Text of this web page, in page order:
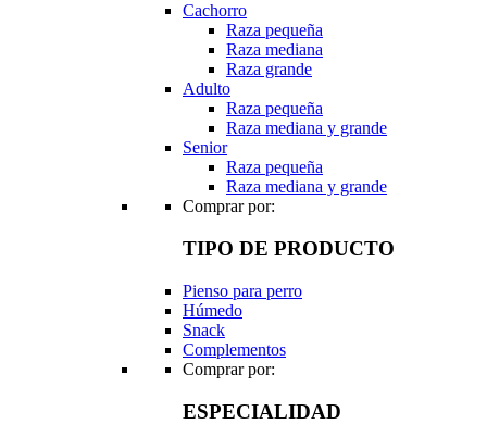
Cachorro
Raza pequeña
Raza mediana
Raza grande
Adulto
Raza pequeña
Raza mediana y grande
Senior
Raza pequeña
Raza mediana y grande
Comprar por:
TIPO DE PRODUCTO
Pienso para perro
Húmedo
Snack
Complementos
Comprar por:
ESPECIALIDAD